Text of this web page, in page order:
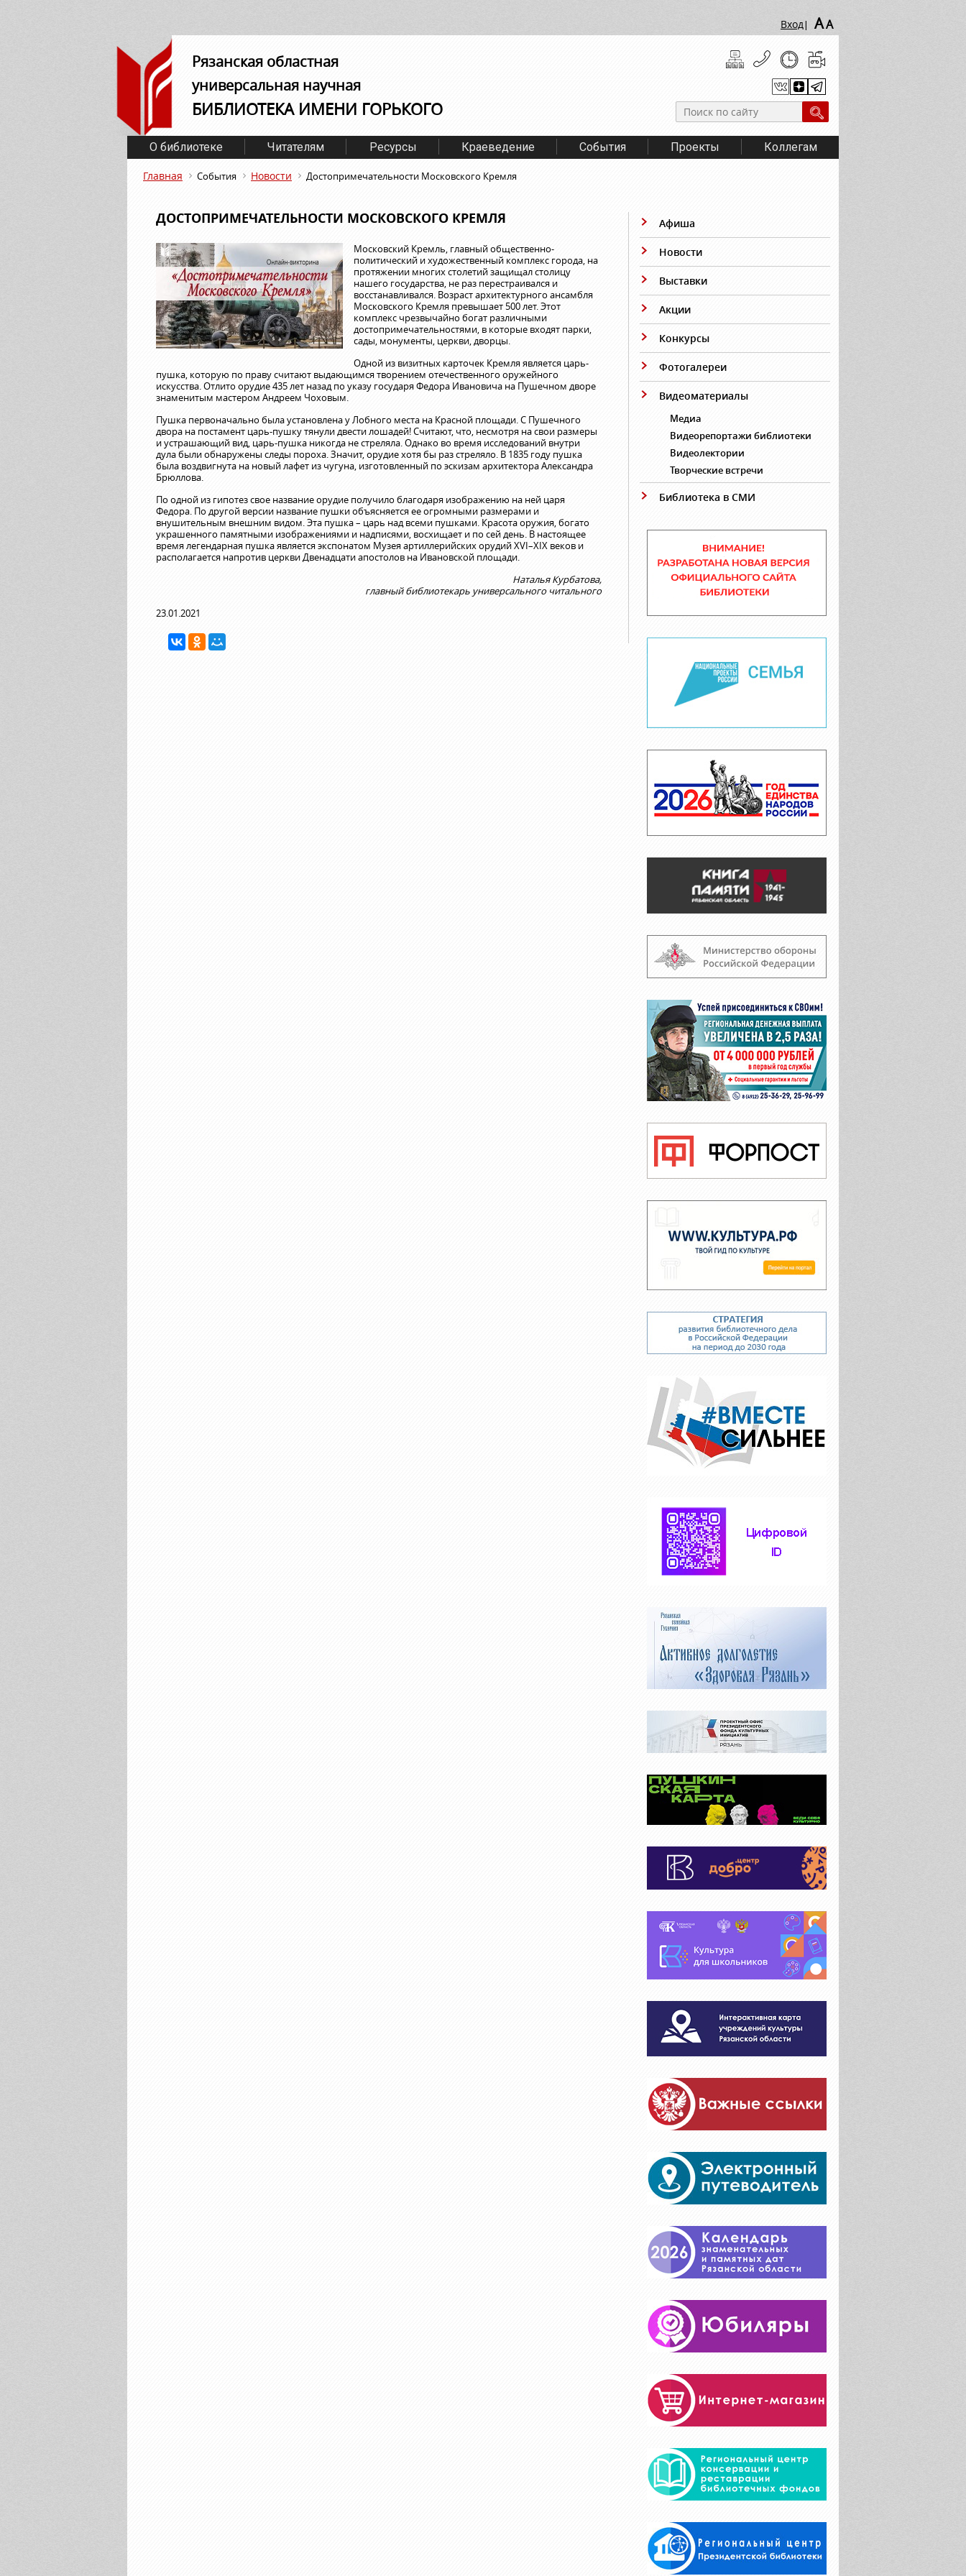
Вход| AA
Рязанская областная
универсальная научная
БИБЛИОТЕКА ИМЕНИ ГОРЬКОГО
О библиотеке Читателям Ресурсы Краеведение События Проекты Коллегам
Главная События Новости Достопримечательности Московского Кремля
ДОСТОПРИМЕЧАТЕЛЬНОСТИ МОСКОВСКОГО КРЕМЛЯ
Московский Кремль, главный общественно-
политический и художественный комплекс города, на
протяжении многих столетий защищал столицу
нашего государства, не раз перестраивался и
восстанавливался. Возраст архитектурного ансамбля
Московского Кремля превышает 500 лет. Этот
комплекс чрезвычайно богат различными
достопримечательностями, в которые входят парки,
сады, монументы, церкви, дворцы.
Одной из визитных карточек Кремля является царь-
пушка, которую по праву считают выдающимся творением отечественного оружейного
искусства. Отлито орудие 435 лет назад по указу государя Федора Ивановича на Пушечном дворе
знаменитым мастером Андреем Чоховым.
Пушка первоначально была установлена у Лобного места на Красной площади. С Пушечного
двора на постамент царь-пушку тянули двести лошадей! Считают, что, несмотря на свои размеры
и устрашающий вид, царь-пушка никогда не стреляла. Однако во время исследований внутри
дула были обнаружены следы пороха. Значит, орудие хотя бы раз стреляло. В 1835 году пушка
была воздвигнута на новый лафет из чугуна, изготовленный по эскизам архитектора Александра
Брюллова.
По одной из гипотез свое название орудие получило благодаря изображению на ней царя
Федора. По другой версии название пушки объясняется ее огромными размерами и
внушительным внешним видом. Эта пушка – царь над всеми пушками. Красота оружия, богато
украшенного памятными изображениями и надписями, восхищает и по сей день. В настоящее
время легендарная пушка является экспонатом Музея артиллерийских орудий XVI–XIX веков и
располагается напротив церкви Двенадцати апостолов на Ивановской площади.
Наталья Курбатова,
главный библиотекарь универсального читального
23.01.2021
Афиша
Новости
Выставки
Акции
Конкурсы
Фотогалереи
Видеоматериалы
Медиа
Видеорепортажи библиотеки
Видеолектории
Творческие встречи
Библиотека в СМИ